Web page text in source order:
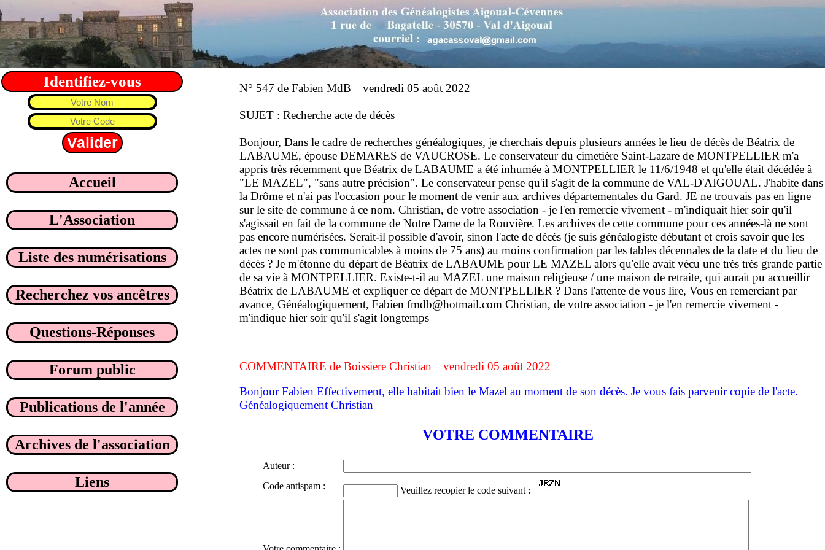
Identifiez-vous
Accueil
L'Association
Liste des numérisations
Recherchez vos ancêtres
Questions-Réponses
Forum public
Publications de l'année
Archives de l'association
Liens
N° 547 de Fabien MdB vendredi 05 août 2022
SUJET : Recherche acte de décès
Bonjour, Dans le cadre de recherches généalogiques, je cherchais depuis plusieurs années le lieu de décès de Béatrix de
LABAUME, épouse DEMARES de VAUCROSE. Le conservateur du cimetière Saint-Lazare de MONTPELLIER m'a
appris très récemment que Béatrix de LABAUME a été inhumée à MONTPELLIER le 11/6/1948 et qu'elle était décédée à
"LE MAZEL", "sans autre précision". Le conservateur pense qu'il s'agit de la commune de VAL-D'AIGOUAL. J'habite dans
la Drôme et n'ai pas l'occasion pour le moment de venir aux archives départementales du Gard. JE ne trouvais pas en ligne
sur le site de commune à ce nom. Christian, de votre association - je l'en remercie vivement - m'indiquait hier soir qu'il
s'agissait en fait de la commune de Notre Dame de la Rouvière. Les archives de cette commune pour ces années-là ne sont
pas encore numérisées. Serait-il possible d'avoir, sinon l'acte de décès (je suis généalogiste débutant et crois savoir que les
actes ne sont pas communicables à moins de 75 ans) au moins confirmation par les tables décennales de la date et du lieu de
décès ? Je m'étonne du départ de Béatrix de LABAUME pour LE MAZEL alors qu'elle avait vécu une très très grande partie
de sa vie à MONTPELLIER. Existe-t-il au MAZEL une maison religieuse / une maison de retraite, qui aurait pu accueillir
Béatrix de LABAUME et expliquer ce départ de MONTPELLIER ? Dans l'attente de vous lire, Vous en remerciant par
avance, Généalogiquement, Fabien fmdb@hotmail.com Christian, de votre association - je l'en remercie vivement -
m'indique hier soir qu'il s'agit longtemps
COMMENTAIRE de Boissiere Christian vendredi 05 août 2022
Bonjour Fabien Effectivement, elle habitait bien le Mazel au moment de son décès. Je vous fais parvenir copie de l'acte.
Généalogiquement Christian
VOTRE COMMENTAIRE
Auteur :
Code antispam :
Veuillez recopier le code suivant :